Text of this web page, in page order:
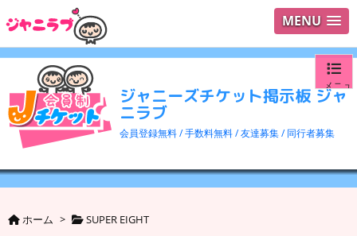
MENU
ジャニーズチケット掲示板 ジャ
ニラブ
会員登録無料 / 手数料無料 / 友達募集 / 同行者募集
メニュ
ログイ
ユーザ
ホーム > SUPER EIGHT